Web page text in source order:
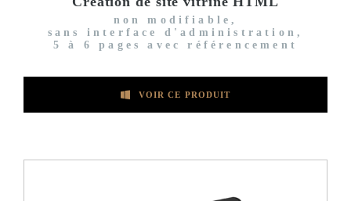
non modifiable,
sans interface d'administration,
5 à 6 pages avec référencement
VOIR CE PRODUIT